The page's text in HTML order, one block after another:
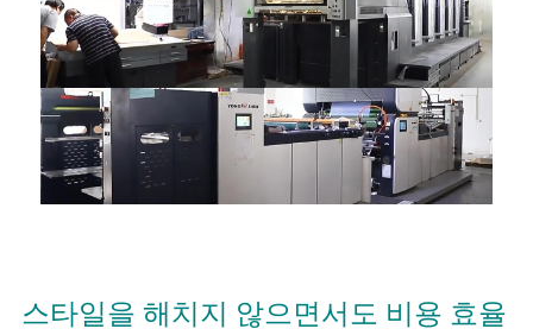
스타일을 해치지 않으면서도 비용 효율